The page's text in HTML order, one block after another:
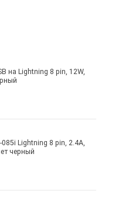
на Lightning 8 pin, 12W,
085i Lightning 8 pin, 2.4A,
черный